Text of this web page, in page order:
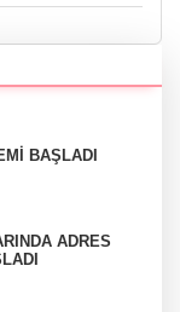
BAŞLADI
ADRES